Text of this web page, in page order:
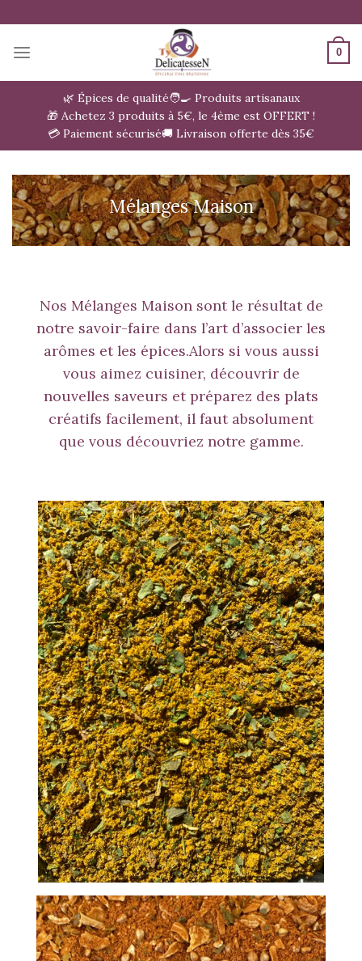
au
contenu
0
🌿 Épices de qualité🧑‍🍳 Produits artisanaux
🎁 Achetez 3 produits à 5€, le 4ème est OFFERT !
💳 Paiement sécurisé🚚 Livraison offerte dès 35€
Mélanges Maison
Nos Mélanges Maison sont le résultat de
notre savoir-faire dans l’art d’associer les
arômes et les épices.Alors si vous aussi
vous aimez cuisiner, découvrir de
nouvelles saveurs et préparez des plats
créatifs facilement, il faut absolument
que vous découvriez notre gamme.
Mélange Maison: Massala Vert